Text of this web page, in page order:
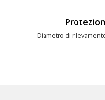
Diametro di rilevamento: